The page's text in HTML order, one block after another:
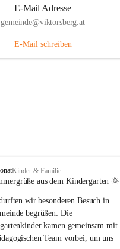
E-Mail Adresse
gemeinde@viktorsberg.at
E-Mail schreiben
Kinder & Familie
aus dem Kindergarten 🌞
wir besonderen Besuch in
begrüßen: Die
kamen gemeinsam mit
Team vorbei, um uns